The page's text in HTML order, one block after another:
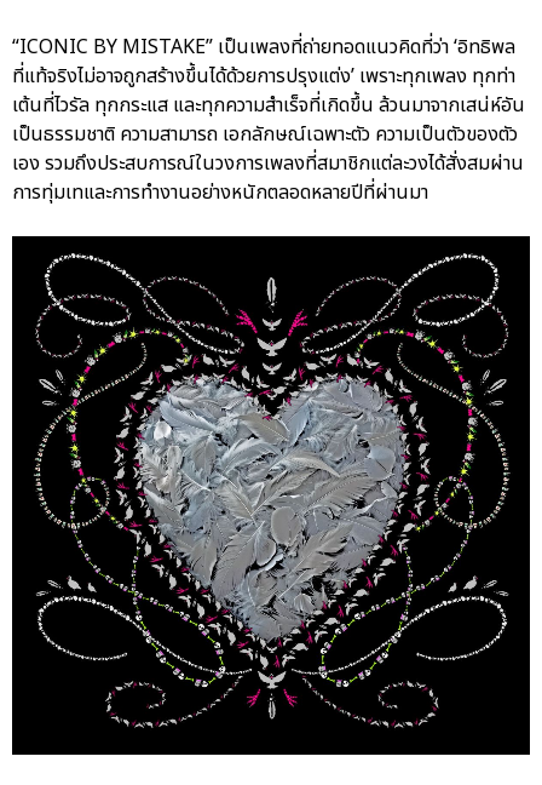
“ICONIC BY MISTAKE” เป็นเพลงที่ถ่ายทอดแนวคิดที่ว่า ‘อิทธิพล
ที่แท้จริงไม่อาจถูกสร้างขึ้นได้ด้วยการปรุงแต่ง’ เพราะทุกเพลง ทุกท่า
เต้นที่ไวรัล ทุกกระแส และทุกความสำเร็จที่เกิดขึ้น ล้วนมาจากเสน่ห์อัน
เป็นธรรมชาติ ความสามารถ เอกลักษณ์เฉพาะตัว ความเป็นตัวของตัว
เอง รวมถึงประสบการณ์ในวงการเพลงที่สมาชิกแต่ละวงได้สั่งสมผ่าน
การทุ่มเทและการทำงานอย่างหนักตลอดหลายปีที่ผ่านมา